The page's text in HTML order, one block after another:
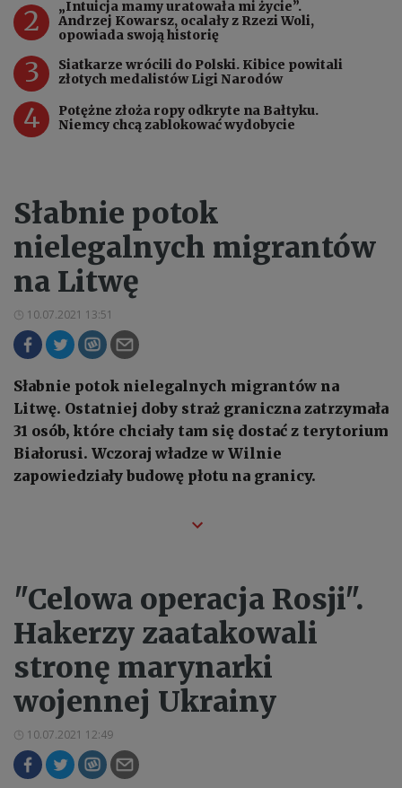
2
„Intuicja mamy uratowała mi życie”.
Andrzej Kowarsz, ocalały z Rzezi Woli,
opowiada swoją historię
3
Siatkarze wrócili do Polski. Kibice powitali
złotych medalistów Ligi Narodów
4
Potężne złoża ropy odkryte na Bałtyku.
Niemcy chcą zablokować wydobycie
Słabnie potok
nielegalnych migrantów
na Litwę
10.07.2021 13:51
Słabnie potok nielegalnych migrantów na
Litwę. Ostatniej doby straż graniczna zatrzymała
31 osób, które chciały tam się dostać z terytorium
Białorusi. Wczoraj władze w Wilnie
zapowiedziały budowę płotu na granicy.
"Celowa operacja Rosji".
Hakerzy zaatakowali
stronę marynarki
wojennej Ukrainy
10.07.2021 12:49